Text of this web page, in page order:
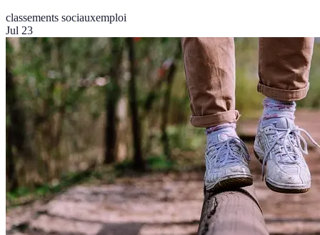
classements sociauxemploi
Jul 23